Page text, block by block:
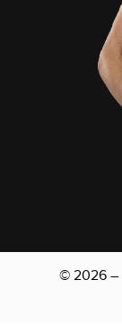
© 2026 –